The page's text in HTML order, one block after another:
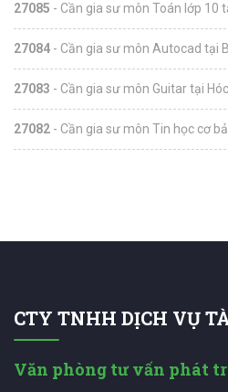
27085 - Cần gia sư môn Toán lớp 10
27084 - Cần gia sư môn Autocad tại
27083 - Cần gia sư môn Guitar tại
27082 - Cần gia sư môn Tin học cơ
CTY TNHH DỊCH VỤ
Văn phòng tư vấn phát